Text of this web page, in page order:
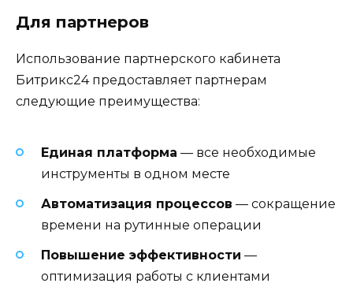
Для партнеров
Использование партнерского кабинета
Битрикс24 предоставляет партнерам
следующие преимущества:
Единая платформа — все необходимые
инструменты в одном месте
Автоматизация процессов — сокращение
времени на рутинные операции
Повышение эффективности —
оптимизация работы с клиентами